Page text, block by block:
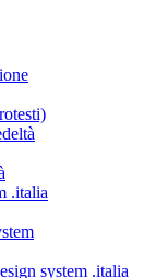
.italia
system .italia